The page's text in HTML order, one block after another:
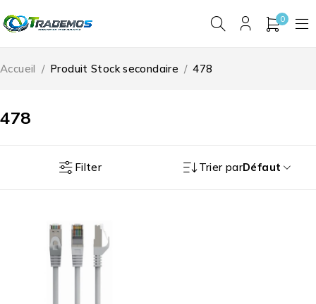
0
478
Accueil / Produit Stock secondaire / 478
Filter Trier parDéfaut